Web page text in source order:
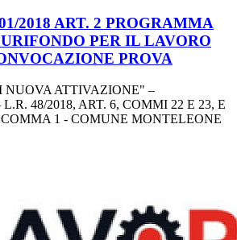
2018 ART. 2 PROGRAMMA
PER IL LAVORO
PROVA
ATTIVAZIONE" –
48/2018, ART. 6, COMMI 22 E 23, E
COMMA 1 - COMUNE MONTELEONE